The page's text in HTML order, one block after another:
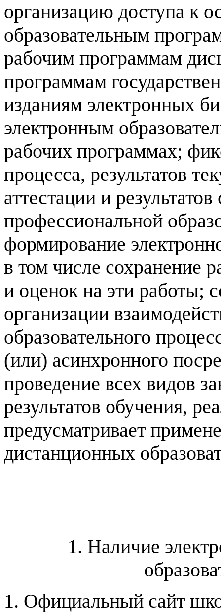
организацию доступа к
образовательным
рабочим программам
программам
изданиям электронных
электронным
рабочих программах;
процесса, результатов
аттестации и
профессиональной
формирование
в том числе сохранение
и оценок на эти работы;
организации
образовательного
(или) асинхронного
проведение всех видов
результатов обучения,
предусматривает
дистанционных
1. Наличие
1. Официальный